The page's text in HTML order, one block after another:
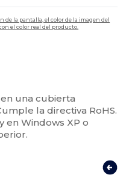
de la pantalla, el color de la imagen del
el color real del producto.
una cubierta
la directiva RoHS.
en Windows XP o